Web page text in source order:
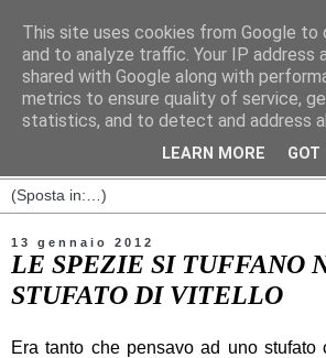
13 gennaio 2012
LE SPEZIE SI TUFFANO
STUFATO DI VITELLO
Era tanto che pensavo ad uno stufato
This site uses cookies from Google to
and to analyze traffic. Your IP address
shared with Google along with
metrics to ensure quality of service,
statistics, and to detect and address
LEARN MORE GOT